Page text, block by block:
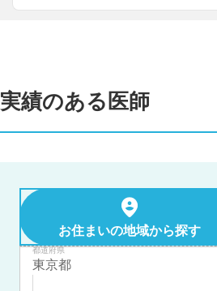
実績のある医師
お住まいの地域から探す
都道府県